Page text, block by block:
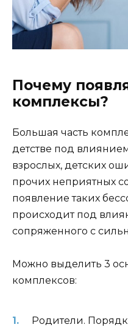
Почему
комплексы?
Большая часть
детстве под
взрослых, детских
прочих неприятных
появление таких
происходит под
сопряженного с
Можно выделить 3
комплексов:
Родители.